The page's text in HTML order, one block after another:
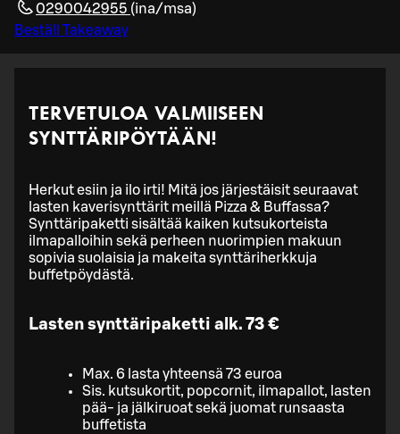
0290042955 (ina/msa)
Beställ Takeaway
TERVETULOA VALMIISEEN
SYNTTÄRIPÖYTÄÄN!
Herkut esiin ja ilo irti! Mitä jos järjestäisit seuraavat
lasten kaverisynttärit meillä Pizza & Buffassa?
Synttäripaketti sisältää kaiken kutsukorteista
ilmapalloihin sekä perheen nuorimpien makuun
sopivia suolaisia ja makeita synttäriherkkuja
buffetpöydästä.
Lasten synttäripaketti alk. 73 €
Max. 6 lasta yhteensä 73 euroa
Sis. kutsukortit, popcornit, ilmapallot, lasten
pää- ja jälkiruoat sekä juomat runsaasta
buffetista